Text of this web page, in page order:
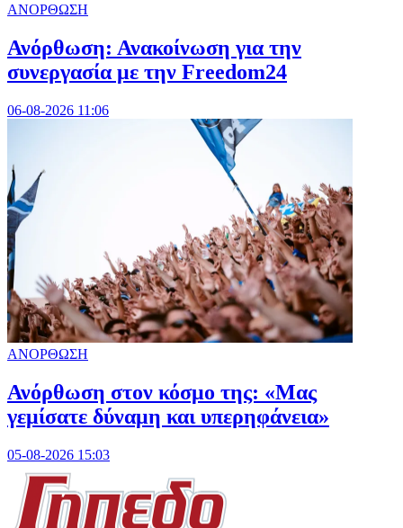
ΑΝΟΡΘΩΣΗ
Ανόρθωση: Ανακοίνωση για την
συνεργασία με την Freedom24
06-08-2026 11:06
ΑΝΟΡΘΩΣΗ
Ανόρθωση στον κόσμο της: «Μας
γεμίσατε δύναμη και υπερηφάνεια»
05-08-2026 15:03